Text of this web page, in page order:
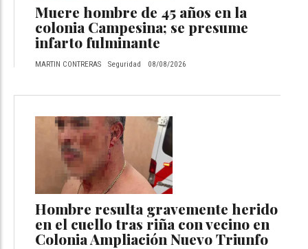
Muere hombre de 45 años en la
colonia Campesina; se presume
infarto fulminante
MARTIN CONTRERAS Seguridad 08/08/2026
Hombre resulta gravemente herido
en el cuello tras riña con vecino en
Colonia Ampliación Nuevo Triunfo